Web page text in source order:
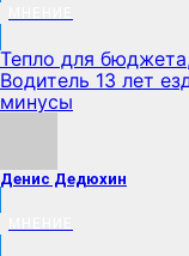
Тепло для
Водитель 13 лет
минусы
Денис Дедюхин